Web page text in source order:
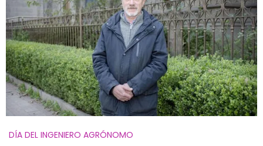
DÍA DEL INGENIERO AGRÓNOMO